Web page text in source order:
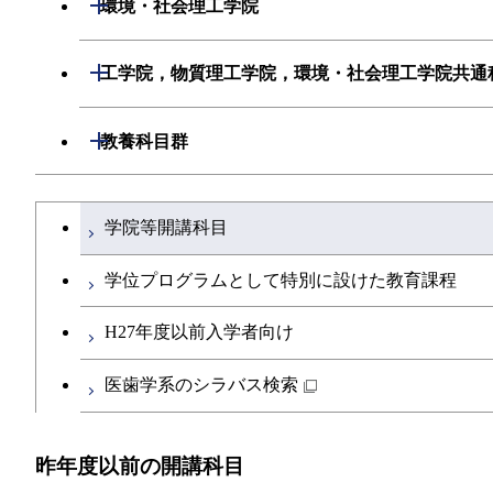
共通専門科目
初年次専門科目
共通専門科目
創造プロセス科目
環境・社会理工学院
建築学系
融合理工学系
初年次専門科目
創造プロセス科目
共通専門科目
工学院，物質理工学院，環境・社会理工学院共通
開閉
工学院，物質理工学院，環境・社会理工学
教養科目群
開閉
文系教養科目
英語科目
第二外国語科目
アントレプレナーシップ科目
学士課程を切り替える
学院等開講科目
学位プログラムとして特別に設けた教育課程
H27年度以前入学者向け
医歯学系のシラバス検索
昨年度以前の開講科目